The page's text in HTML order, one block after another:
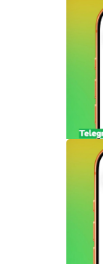
频内容
一键登